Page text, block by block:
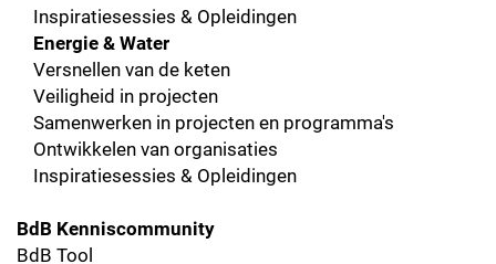
Inspiratiesessies & Opleidingen
Energie & Water
Versnellen van de keten
Veiligheid in projecten
Samenwerken in projecten en programma's
Ontwikkelen van organisaties
Inspiratiesessies & Opleidingen
BdB Kenniscommunity
BdB Tool